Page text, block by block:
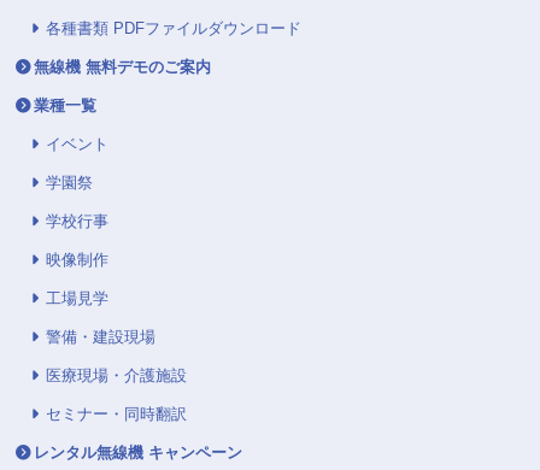
各種書類 PDFファイルダウンロード
無線機 無料デモのご案内
業種一覧
イベント
学園祭
学校行事
映像制作
工場見学
警備・建設現場
医療現場・介護施設
セミナー・同時翻訳
レンタル無線機 キャンペーン